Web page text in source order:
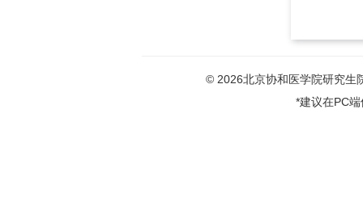
© 2026北京协和医学院研究生
*建议在PC